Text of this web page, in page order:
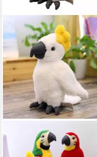
LUXUSKOLLEKTION
Kuscheltier Plüschvogel
Papagei Ara Plüschtier Plüsch